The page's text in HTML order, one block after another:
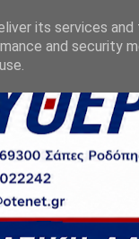
its services
and security